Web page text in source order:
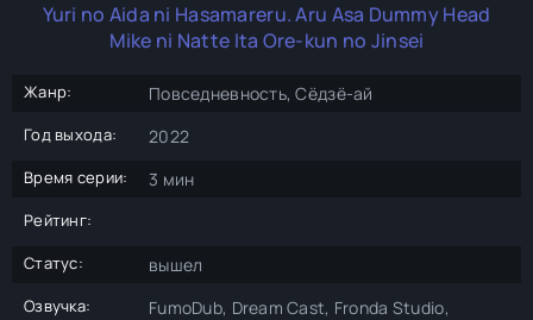
Yuri no Aida ni Hasamareru. Aru Asa Dummy Head
Mike ni Natte Ita Ore-kun no Jinsei
Жанр: Повседневность, Сёдзё-ай
Год выхода: 2022
Время серии: 3 мин
Рейтинг:
Статус:
вышел
Озвучка:
FumoDub, Dream Cast, Fronda Studio,